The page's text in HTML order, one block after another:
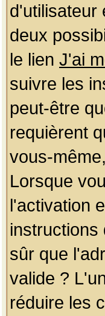
d'utilisateur
deux
le lien J'ai
suivre les
peut-être
requièrent
vous-
Lorsque
l'activation
sûr que
valide ?
réduire les